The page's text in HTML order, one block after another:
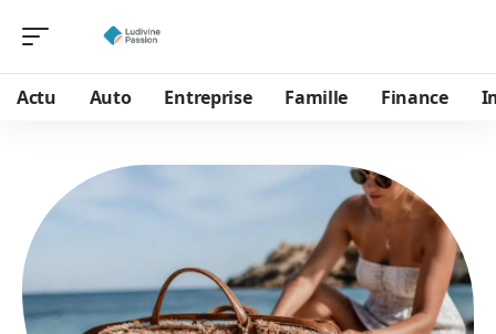
Actu Auto Entreprise Famille Finance